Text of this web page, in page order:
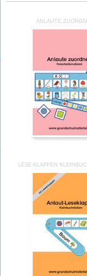
ANLAUTE
LESE-KLAPPEN